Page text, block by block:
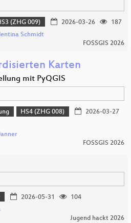
(ZHG 009) 2026-03-26
187
Schmidt
FOSSGIS 2026
Karten
mit PyQGIS
HS4 (ZHG 008)
2026-03-27
FOSSGIS 2026
2026-05-31
104
Jugend hackt 2026